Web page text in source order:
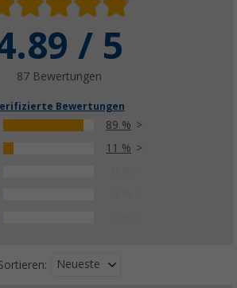
Backofen
(16)
14, 95€
/ 5
87 Bewertungen
Bewertungen
89 %
11 %
Neueste